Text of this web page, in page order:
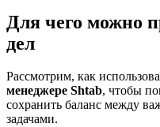
Для чего можно
дел
Рассмотрим, как
менеджере Shtab, чтобы
сохранить баланс между
задачами.